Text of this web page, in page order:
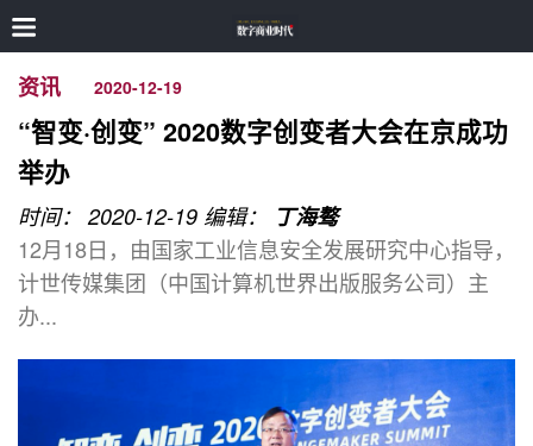
资讯 2020-12-19
“智变·创变” 2020数字创变者大会在京成功
举办
时间： 2020-12-19 编辑：
丁海骜
12月18日，由国家工业信息安全发展研究中心指导，
计世传媒集团（中国计算机世界出版服务公司）主
办...